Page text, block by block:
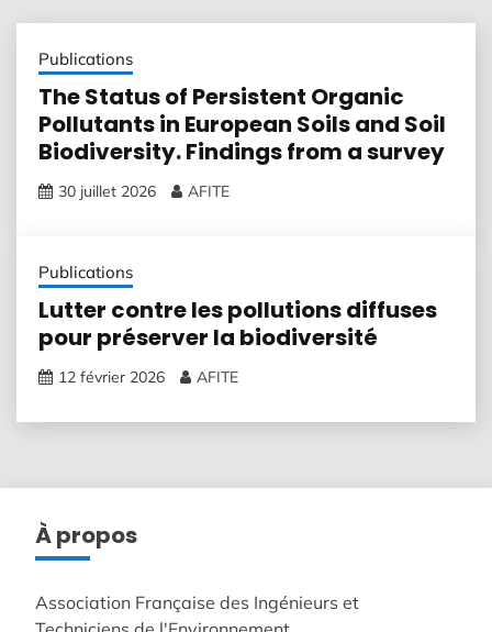
Publications
The Status of Persistent Organic
Pollutants in European Soils and Soil
Biodiversity. Findings from a survey
30 juillet 2026 AFITE
Publications
Lutter contre les pollutions diffuses
pour préserver la biodiversité
12 février 2026 AFITE
À propos
Association Française des Ingénieurs et